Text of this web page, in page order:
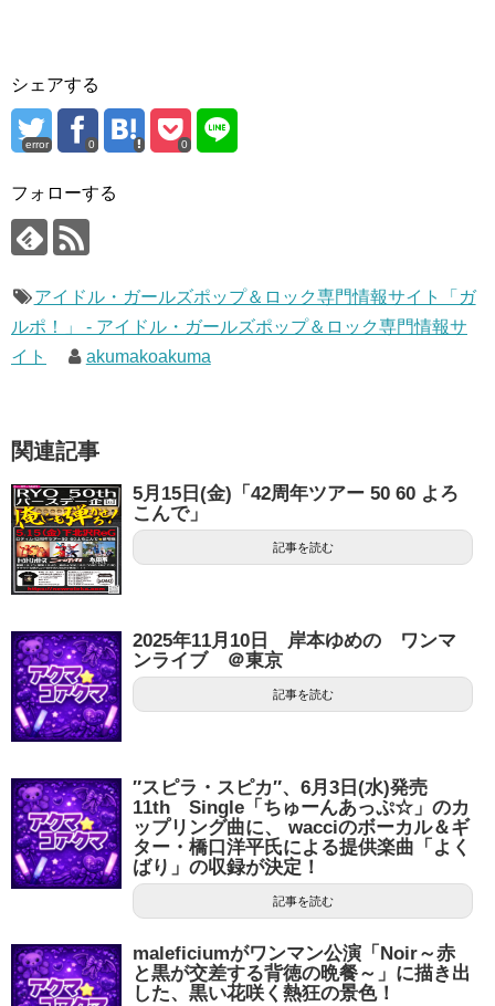
シェアする
error 0 0
フォローする
アイドル・ガールズポップ＆ロック専門情報サイト「ガ
ルポ！」 - アイドル・ガールズポップ＆ロック専門情報サ
イト
akumakoakuma
関連記事
5月15日(金)「42周年ツアー 50 60 よろ
こんで」
記事を読む
2025年11月10日 岸本ゆめの ワンマ
ンライブ ＠東京
記事を読む
″スピラ・スピカ″、6月3日(水)発売
11th Single「ちゅーんあっぷ☆」のカ
ップリング曲に、 wacciのボーカル＆ギ
ター・橋口洋平氏による提供楽曲「よく
ばり」の収録が決定！
記事を読む
maleficiumがワンマン公演「Noir～赤
と黒が交差する背徳の晩餐～」に描き出
した、黒い花咲く熱狂の景色！